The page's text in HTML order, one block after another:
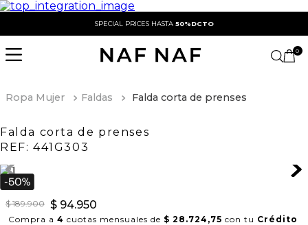
SPECIAL PRICES HASTA 50%DCTO
0
Ropa Mujer Faldas Falda corta de prenses
Falda corta de prenses
REF: 441G303
$ 189.900 $ 94.950
Compra a 4 cuotas mensuales de $ 28.724,75 con tu Crédito